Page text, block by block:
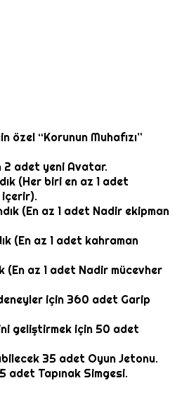
özel “Korunun Muhafızı”
adet yeni Avatar.
(Her biri en az 1 adet
içerir).
(En az 1 adet Nadir ekipman
(En az 1 adet kahraman
(En az 1 adet Nadir mücevher
için 360 adet Garip
geliştirmek için 50 adet
35 adet Oyun Jetonu.
adet Tapınak Simgesi.